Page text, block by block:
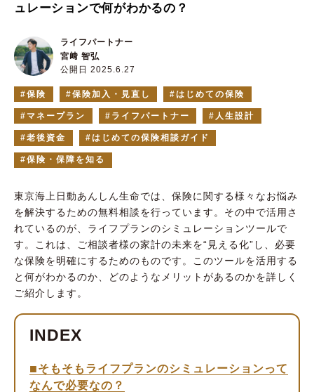
ュレーションで何がわかるの？
公開日 2025.6.27
ライフパートナー
宮﨑 智弘
保険 保険加入・見直し はじめての保険
マネープラン ライフパートナー 人生設計
老後資金 はじめての保険相談ガイド
保険・保障を知る
東京海上日動あんしん生命では、保険に関する様々なお悩み
を解決するための無料相談を行っています。その中で活用さ
れているのが、ライフプランのシミュレーションツールで
す。これは、ご相談者様の家計の未来を“見える化”し、必要
な保険を明確にするためのものです。このツールを活用する
と何がわかるのか、どのようなメリットがあるのかを詳しく
ご紹介します。
そもそもライフプランのシミュレーションって
なんで必要なの？